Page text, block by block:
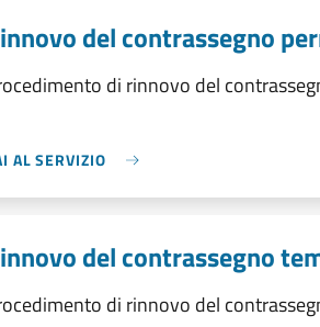
del contrassegno
di rinnovo del
AL SERVIZIO
del contrassegno
di rinnovo del